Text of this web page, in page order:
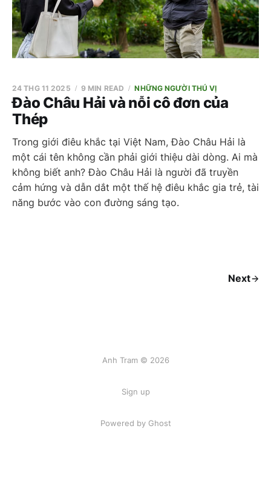
Đào Châu Hải và nỗi cô đơn của
Thép
24 THG 11 2025 9 MIN READ NHỮNG NGƯỜI THÚ VỊ
Trong giới điêu khắc tại Việt Nam, Đào Châu Hải là
một cái tên không cần phải giới thiệu dài dòng. Ai mà
không biết anh? Đào Châu Hải là người đã truyền
cảm hứng và dẫn dắt một thế hệ điêu khắc gia trẻ, tài
năng bước vào con đường sáng tạo.
Next
Anh Tram © 2026
Sign up
Powered by Ghost